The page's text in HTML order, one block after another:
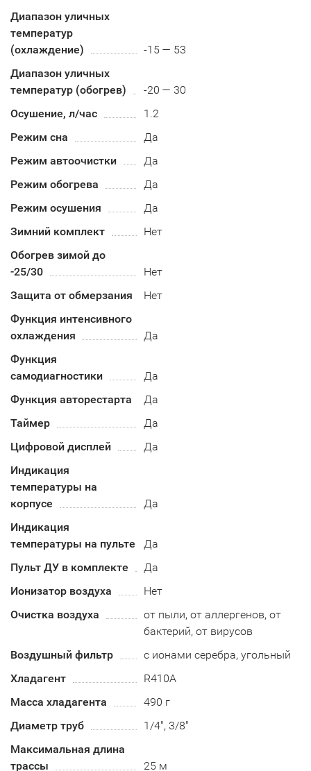
Диапазон уличных
температур
(охлаждение)
-15 — 53
Диапазон уличных
температур (обогрев)
-20 — 30
Осушение, л/час
1.2
Режим сна
Да
Режим автоочистки
Да
Режим обогрева
Да
Режим осушения
Да
Зимний комплект
Нет
Обогрев зимой до
-25/30
Нет
Защита от обмерзания
Нет
Функция интенсивного
охлаждения
Да
Функция
самодиагностики
Да
Функция авторестарта
Да
Таймер
Да
Цифровой дисплей
Да
Индикация
температуры на
корпусе
Да
Индикация
температуры на пульте
Да
Пульт ДУ в комплекте
Да
Ионизатор воздуха
Нет
Очистка воздуха
от пыли, от аллергенов, от
бактерий, от вирусов
Воздушный фильтр
с ионами серебра, угольный
Хладагент
R410А
Масса хладагента
490 г
Диаметр труб
1/4", 3/8"
Максимальная длина
трассы
25 м